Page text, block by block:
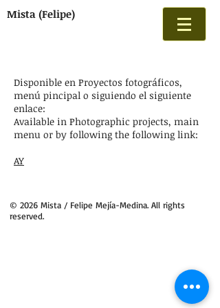
Mista (Felipe)
Disponible en Proyectos fotográficos,
menú pincipal o siguiendo el siguiente
enlace:
Available in Photographic projects, main
menu or by following the following link:
AY
© 2026 Mista / Felipe Mejía-Medina. All rights
reserved.